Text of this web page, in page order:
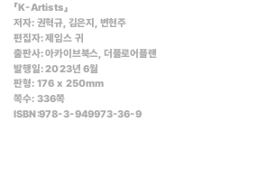
「K-Artists」
판형: 176 x 250mm
쪽수: 336쪽
ISBN:978-3-949973-36-9